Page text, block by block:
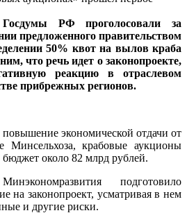
РФ проголосовали за
предложенного правительством
50% квот на вылов краба
что речь идет о законопроекте,
реакцию в отраслевом
прибрежных регионов.
экономической отдачи от
Минсельхоза, крабовые аукционы
около 82 млрд рублей.
подготовило
на законопроект, усматривая в нем
и другие риски.